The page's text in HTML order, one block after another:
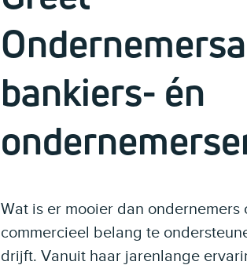
bankiers- én
Wat is er mooier dan
commercieel belang te
drijft. Vanuit haar jarenlange